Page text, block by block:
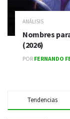
ANÁLISIS
Nombres
(2026)
POR FERNANDO
Tendencias